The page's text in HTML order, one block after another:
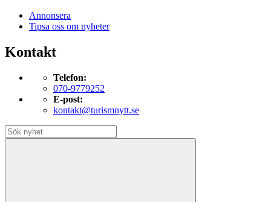
Annonsera
Tipsa oss om nyheter
Kontakt
Telefon:
070-9779252
E-post:
kontakt@turismnytt.se